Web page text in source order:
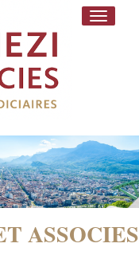
Toggle
ASSOCIES